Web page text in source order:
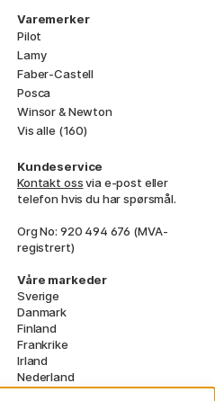
Varemerker
Pilot
Lamy
Faber-Castell
Posca
Winsor & Newton
Vis alle (160)
Kundeservice
Kontakt ossvia e-post eller
telefon hvis du har spørsmål.
Org No: 920 494 676 (MVA-
registrert)
Våre markeder
Sverige
Danmark
Finland
Frankrike
Irland
Nederland
Tyskland